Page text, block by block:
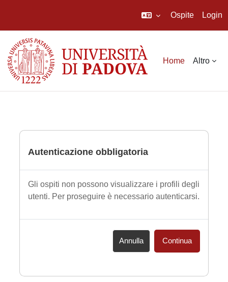
Ospite Login
Home Altro
Autenticazione obbligatoria
Gli ospiti non possono visualizzare i profili degli
utenti. Per proseguire è necessario autenticarsi.
Annulla Continua